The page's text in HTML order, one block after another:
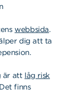
webbsida.
dig att ta
är att låg risk
finns